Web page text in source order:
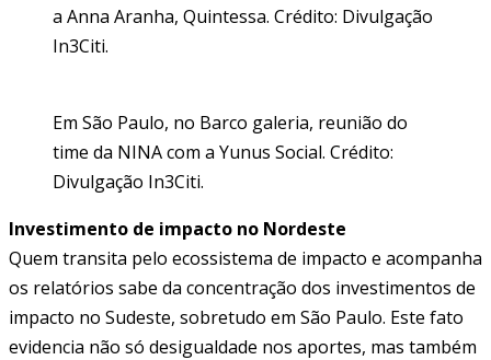
a Anna Aranha, Quintessa. Crédito: Divulgação
In3Citi.
Em São Paulo, no Barco galeria, reunião do
time da NINA com a Yunus Social. Crédito:
Divulgação In3Citi.
Investimento de impacto no Nordeste
Quem transita pelo ecossistema de impacto e acompanha
os relatórios sabe da concentração dos investimentos de
impacto no Sudeste, sobretudo em São Paulo. Este fato
evidencia não só desigualdade nos aportes, mas também